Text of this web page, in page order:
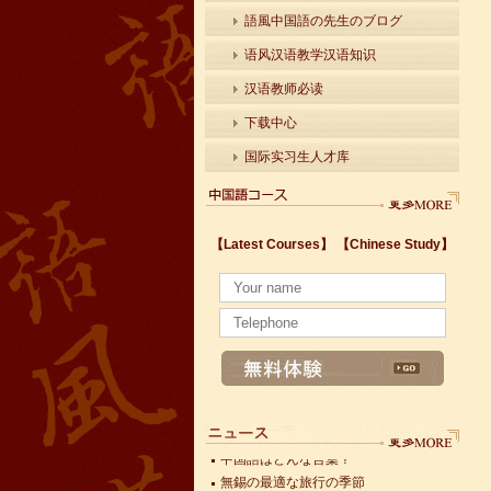
語風中国語の先生のブログ
语风汉语教学汉语知识
汉语教师必读
下载中心
国际实习生人才库
【Latest Courses】 【Chinese Study】
無錫の最適な旅行の季節
太湖が無事に夏を送られるように早期警報モ
黄莉新書記が中国モバイル江蘇支社の上層管
有名な師匠に弟子入りする
無錫第9回中国文化財保護無錫シンポジウムが
上海空港から無錫への移動方法
無錫恵山新城、公共自転車を実施してみた
中国語はどんな言葉？
無錫の最適な旅行の季節